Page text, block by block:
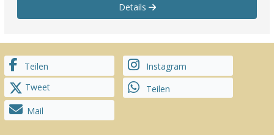
Details
Teilen
Instagram
Tweet
Teilen
Mail